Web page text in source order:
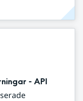
- API